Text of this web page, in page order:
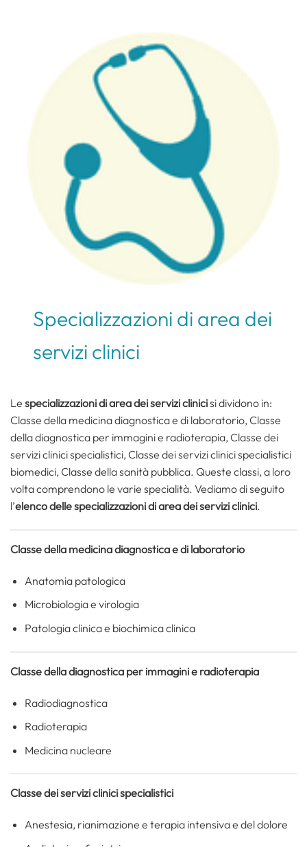
Specializzazioni di area dei
servizi clinici
Le specializzazioni di area dei servizi clinicisi dividono in:
Classe della medicina diagnostica e di laboratorio, Classe
della diagnostica per immagini e radioterapia, Classe dei
servizi clinici specialistici, Classe dei servizi clinici specialistici
biomedici, Classe della sanità pubblica. Queste classi, a loro
volta comprendono le varie specialità. Vediamo di seguito
l’elenco delle specializzazioni di area dei servizi clinici.
Classe della medicina diagnostica e di laboratorio
Anatomia patologica
Microbiologia e virologia
Patologia clinica e biochimica clinica
Classe della diagnostica per immagini e radioterapia
Radiodiagnostica
Radioterapia
Medicina nucleare
Classe dei servizi clinici specialistici
Anestesia, rianimazione e terapia intensiva e del dolore